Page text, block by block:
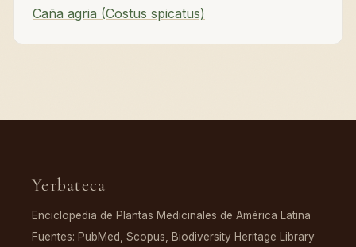
Caña agria (Costus spicatus)
Yerbateca
Enciclopedia de Plantas Medicinales de América Latina
Fuentes: PubMed, Scopus, Biodiversity Heritage Library